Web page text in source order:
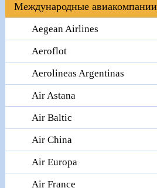
Международные авиакомпании
Aegean Airlines
Aeroflot
Aerolineas Argentinas
Air Astana
Air Baltic
Air China
Air Europa
Air France